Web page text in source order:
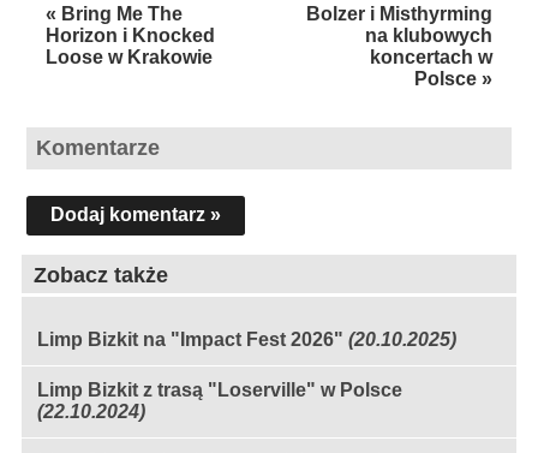
« Bring Me The
Horizon i Knocked
Loose w Krakowie
Bolzer i Misthyrming
na klubowych
koncertach w
Polsce »
Komentarze
Dodaj komentarz »
Zobacz także
Limp Bizkit na "Impact Fest 2026" (20.10.2025)
Limp Bizkit z trasą "Loserville" w Polsce
(22.10.2024)